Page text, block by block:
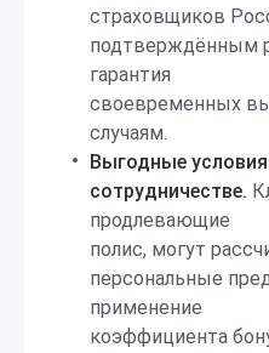
страховщиков
подтверждённым
гарантия
своевременных
случаям.
Выгодные
сотрудничестве.
продлевающие
полис, могут
персональные
применение
коэффициента